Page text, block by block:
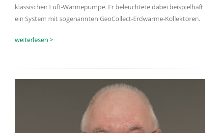
klassischen Luft-Wärmepumpe. Er beleuchtete dabei beispielhaft
ein System mit sogenannten GeoCollect-Erdwärme-Kollektoren.
weiterlesen >